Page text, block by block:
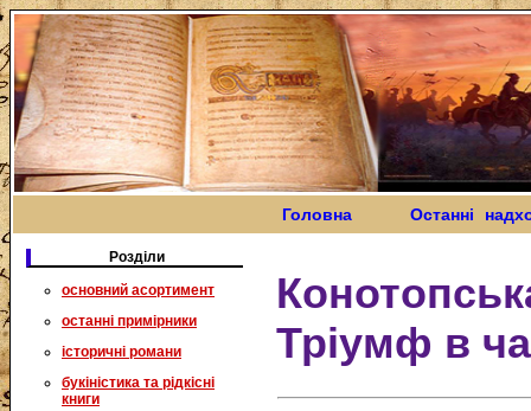
Головна Останні
Розділи
основний асортимент
останні примірники
історичні романи
букіністика та рідкісні
книги
Тріумф в